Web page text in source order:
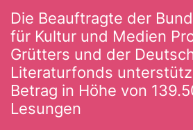
Die Beauftragte der
für Kultur und Medien
Grütters und der
Literaturfonds
Betrag in Höhe von
Lesungen